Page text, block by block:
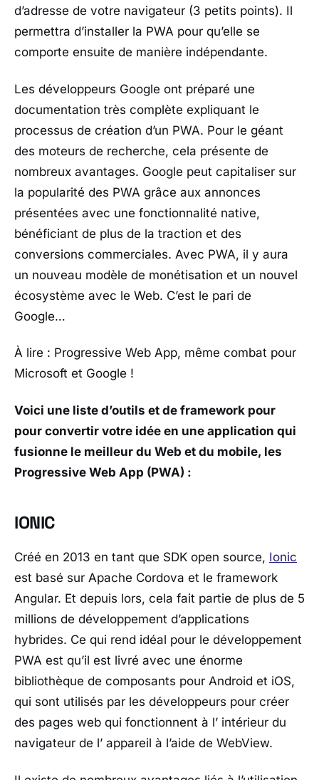
d’adresse de votre navigateur (3 petits points). Il
permettra d’installer la PWA pour qu’elle se
comporte ensuite de manière indépendante.
Les développeurs Google ont préparé une
documentation très complète expliquant le
processus de création d’un PWA. Pour le géant
des moteurs de recherche, cela présente de
nombreux avantages. Google peut capitaliser sur
la popularité des PWA grâce aux annonces
présentées avec une fonctionnalité native,
bénéficiant de plus de la traction et des
conversions commerciales. Avec PWA, il y aura
un nouveau modèle de monétisation et un nouvel
écosystème avec le Web. C’est le pari de
Google…
À lire : Progressive Web App, même combat pour
Microsoft et Google !
Voici une liste d’outils et de framework pour
pour convertir votre idée en une application qui
fusionne le meilleur du Web et du mobile, les
Progressive Web App (PWA) :
IONIC
Créé en 2013 en tant que SDK open source, Ionic
est basé sur Apache Cordova et le framework
Angular. Et depuis lors, cela fait partie de plus de 5
millions de développement d’applications
hybrides. Ce qui rend idéal pour le développement
PWA est qu’il est livré avec une énorme
bibliothèque de composants pour Android et iOS,
qui sont utilisés par les développeurs pour créer
des pages web qui fonctionnent à l’ intérieur du
navigateur de l’ appareil à l’aide de WebView.